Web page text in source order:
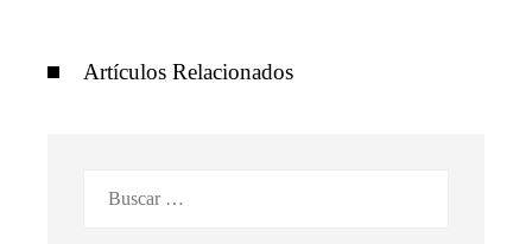
Artículos Relacionados